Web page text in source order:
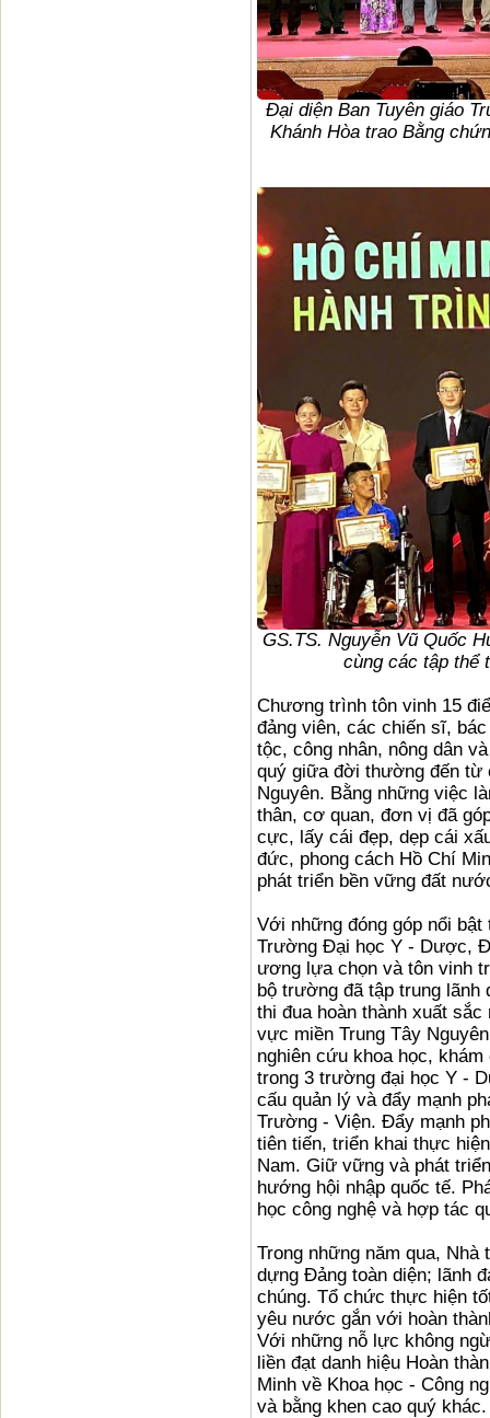
Đại diện Ban Tuyên giáo
Khánh Hòa trao Bằng
GS.TS. Nguyễn Vũ Quốc
cùng các tập thể
Chương trình tôn vinh 15
đảng viên, các chiến sĩ,
tộc, công nhân, nông dân
quý giữa đời thường đến từ
Nguyên. Bằng những việc
thân, cơ quan, đơn vị đã
cực, lấy cái đẹp, dẹp cái
đức, phong cách Hồ Chí
phát triển bền vững đất
Với những đóng góp nổi
Trường Đại học Y - Dược,
ương lựa chọn và tôn vinh
bộ trường đã tập trung lãnh
thi đua hoàn thành xuất
vực miền Trung Tây
nghiên cứu khoa học,
trong 3 trường đại học Y -
cấu quản lý và đẩy mạnh
Trường - Viện. Đẩy mạnh
tiên tiến, triển khai thực
Nam. Giữ vững và phát
hướng hội nhập quốc tế.
học công nghệ và hợp tác
Trong những năm qua,
dựng Đảng toàn diện; lãnh
chúng. Tổ chức thực hiện
yêu nước gắn với hoàn
Với những nỗ lực không
liền đạt danh hiệu Hoàn
Minh về Khoa học - Công
và bằng khen cao quý khác.